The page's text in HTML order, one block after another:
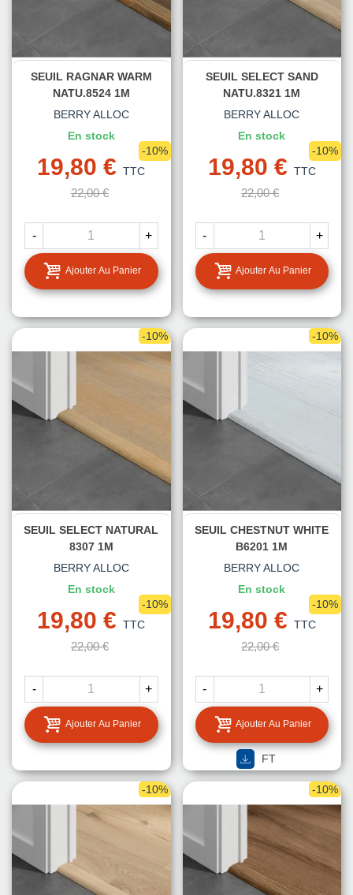
SEUIL RAGNAR WARM
NATU.8524 1M
BERRY ALLOC
En stock
19,80 € TTC
22,00 €
-10%
- +
Ajouter Au Panier
SEUIL SELECT SAND
NATU.8321 1M
BERRY ALLOC
En stock
19,80 € TTC
22,00 €
-10%
- +
Ajouter Au Panier
-10%
SEUIL SELECT NATURAL
8307 1M
BERRY ALLOC
En stock
19,80 € TTC
22,00 €
-10%
- +
Ajouter Au Panier
-10%
SEUIL CHESTNUT WHITE
B6201 1M
BERRY ALLOC
En stock
19,80 € TTC
22,00 €
-10%
- +
Ajouter Au Panier
FT
-10% -10%